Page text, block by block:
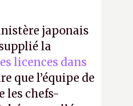
japonais
la
licences dans
que l’équipe de
les chefs-